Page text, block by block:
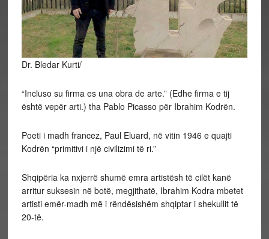
Dr. Bledar Kurti/
“Incluso su firma es una obra de arte.” (Edhe firma e tij
është vepër arti.) tha Pablo Picasso për Ibrahim Kodrën.
Poeti i madh francez, Paul Eluard, në vitin 1946 e quajti
Kodrën “primitivi i një civilizimi të ri.”
Shqipëria ka nxjerrë shumë emra artistësh të cilët kanë
arritur suksesin në botë, megjithatë, Ibrahim Kodra mbetet
artisti emër-madh më i rëndësishëm shqiptar i shekullit të
20-të.